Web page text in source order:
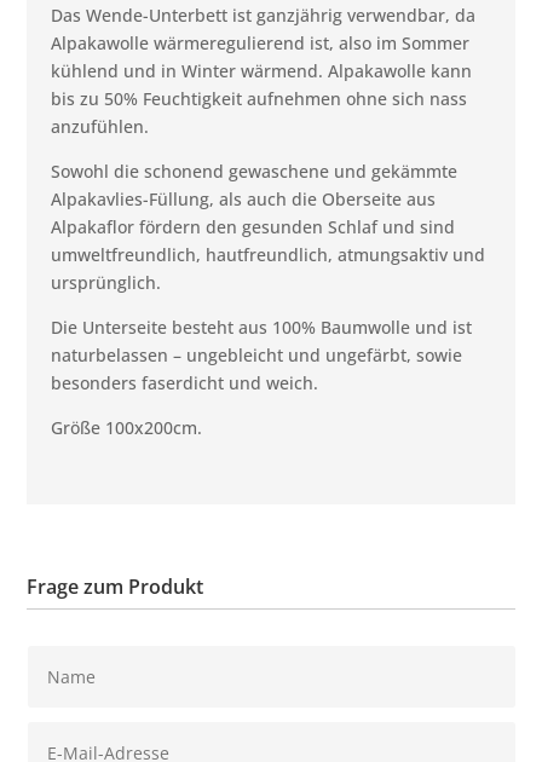
Das Wende-Unterbett ist ganzjährig verwendbar, da
Alpakawolle wärmeregulierend ist, also im Sommer
kühlend und in Winter wärmend. Alpakawolle kann
bis zu 50% Feuchtigkeit aufnehmen ohne sich nass
anzufühlen.
Sowohl die schonend gewaschene und gekämmte
Alpakavlies-Füllung, als auch die Oberseite aus
Alpakaflor fördern den gesunden Schlaf und sind
umweltfreundlich, hautfreundlich, atmungsaktiv und
ursprünglich.
Die Unterseite besteht aus 100% Baumwolle und ist
naturbelassen – ungebleicht und ungefärbt, sowie
besonders faserdicht und weich.
Größe 100x200cm.
Frage zum Produkt